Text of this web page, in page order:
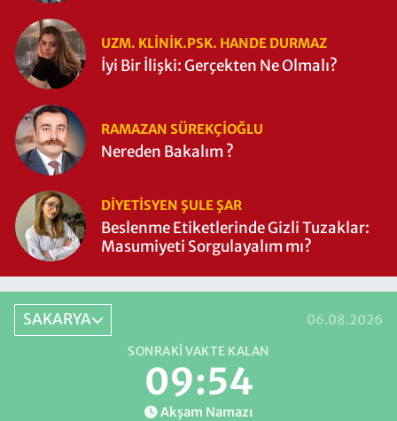
UZM. KLINIK.PSK. HANDE DURMAZ
İyi Bir İlişki: Gerçekten Ne Olmalı?
RAMAZAN SÜREKÇIOĞLU
Nereden Bakalım ?
DIYETISYEN ŞULE ŞAR
Beslenme Etiketlerinde Gizli Tuzaklar:
Masumiyeti Sorgulayalım mı?
SAKARYA 06.08.2026
SONRAKI VAKTE KALAN
09:54
Akşam Namazı